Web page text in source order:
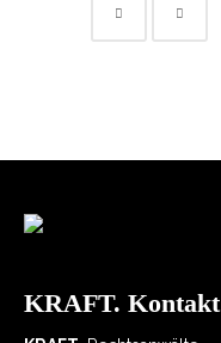
KRAFT. Kontakt